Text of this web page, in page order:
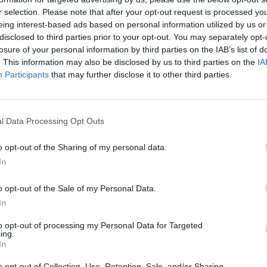
selection. Please note that after your opt-out request is processed
interest-based ads based on personal information utilized by us
to third parties prior to your opt-out. You may separately
of your personal information by third parties on the IAB’s list of
This information may also be disclosed by us to third parties on the
Participants that may further disclose it to other third parties.
Data Processing Opt Outs
opt-out of the Sharing of my personal data.
opt-out of the Sale of my Personal Data.
opt-out of processing my Personal Data for Targeted
–
vuoksi
hurja
-näytöksessä